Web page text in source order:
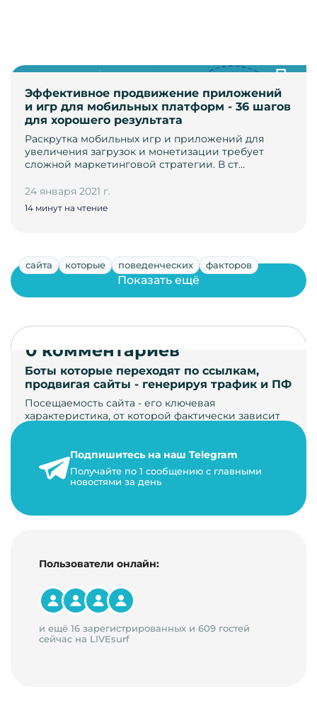
Эффективное продвижение приложений
и игр для мобильных платформ - 36 шагов
для хорошего результата
Раскрутка мобильных игр и приложений для
увеличения загрузок и монетизации требует
сложной маркетинговой стратегии. В ст…
24 января 2021 г.
14 минут на чтение
сайта которые поведенческих факторов
Боты которые переходят по ссылкам,
продвигая сайты - генерируя трафик и ПФ
Посещаемость сайта - его ключевая
характеристика, от которой фактически зависит
22 мая 2024 г.
9 минут на чтение
Показать ещё
0 комментариев
Подпишитесь на наш Telegram
Получайте по 1 сообщению с главными
новостями за день
Пользователи онлайн:
и ещё 16 зарегистрированных и 609 гостей
сейчас на LIVEsurf